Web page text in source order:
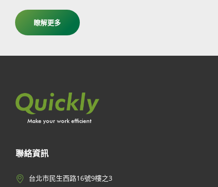
瞭解更多
聯絡資訊
台北市民生西路16號9樓之3